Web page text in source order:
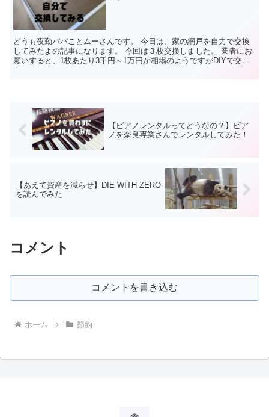
どうも夜勤パパことムーさんです。 今日は、家の網戸を自力で交換
してみたよの記事になります。 今回は３枚交換しました。 業者にお
願いすると、1枚あたり3千円～1万円が相場のようですがDIYで交換
【ピアノレンタルってどうなの？】ピア
ノを奈良専業さんでレンタルしてみた！
【あえて資産を減らせ】DIE WITH ZERO
を読んでみた
コメント
コメントを書き込む
ホーム 節約